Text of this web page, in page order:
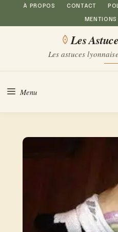
Aller
au
À PROPOS CONTACT
MENTIONS
Les
Les astuces
Menu